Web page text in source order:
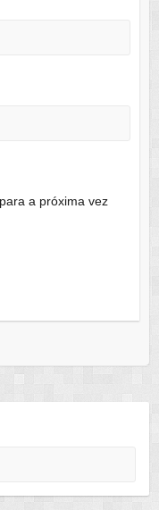
a próxima vez